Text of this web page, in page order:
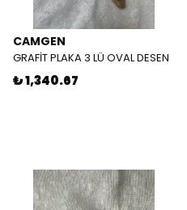
CAMGEN
GRAFİT PLAKA 3 LÜ OVAL DESEN
₺ 1,340.67